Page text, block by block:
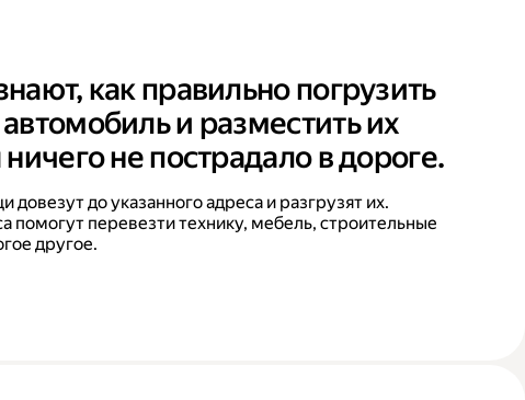
как правильно погрузить
и разместить их
не пострадало в дороге.
до указанного адреса и разгрузят их.
помогут перевезти технику, мебель, строительные
другое.